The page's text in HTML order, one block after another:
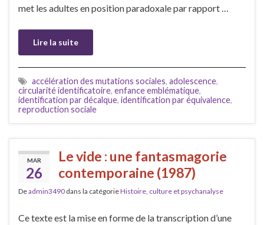
met les adultes en position paradoxale par rapport …
Lire la suite
accélération des mutations sociales, adolescence,
circularité identificatoire, enfance emblématique,
identification par décalque, identification par équivalence,
reproduction sociale
MAR
26
Le vide : une fantasmagorie
contemporaine (1987)
Deadmin3490 dans la catégorieHistoire, culture et psychanalyse
Ce texte est la mise en forme de la transcription d’une